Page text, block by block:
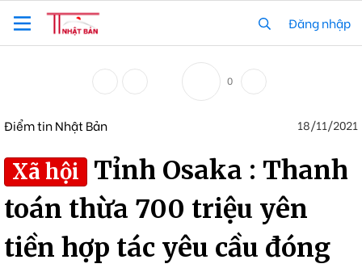
Đăng nhập
0
Điểm tin Nhật Bản 18/11/2021
Xã hội
Tỉnh Osaka : Thanh
toán thừa 700 triệu yên
tiền hợp tác yêu cầu đóng